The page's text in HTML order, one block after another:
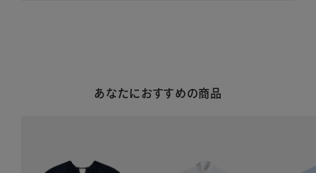
あなたにおすすめの商品